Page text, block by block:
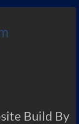
Build By